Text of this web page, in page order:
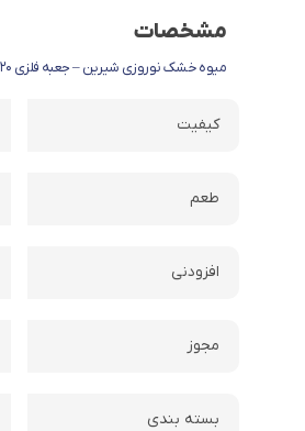
مشخصات
میوه خشک نوروزی شیرین – جعبه فلزی 20 عددی
کیفیت
طعم
افزودنی
مجوز
بسته بندی